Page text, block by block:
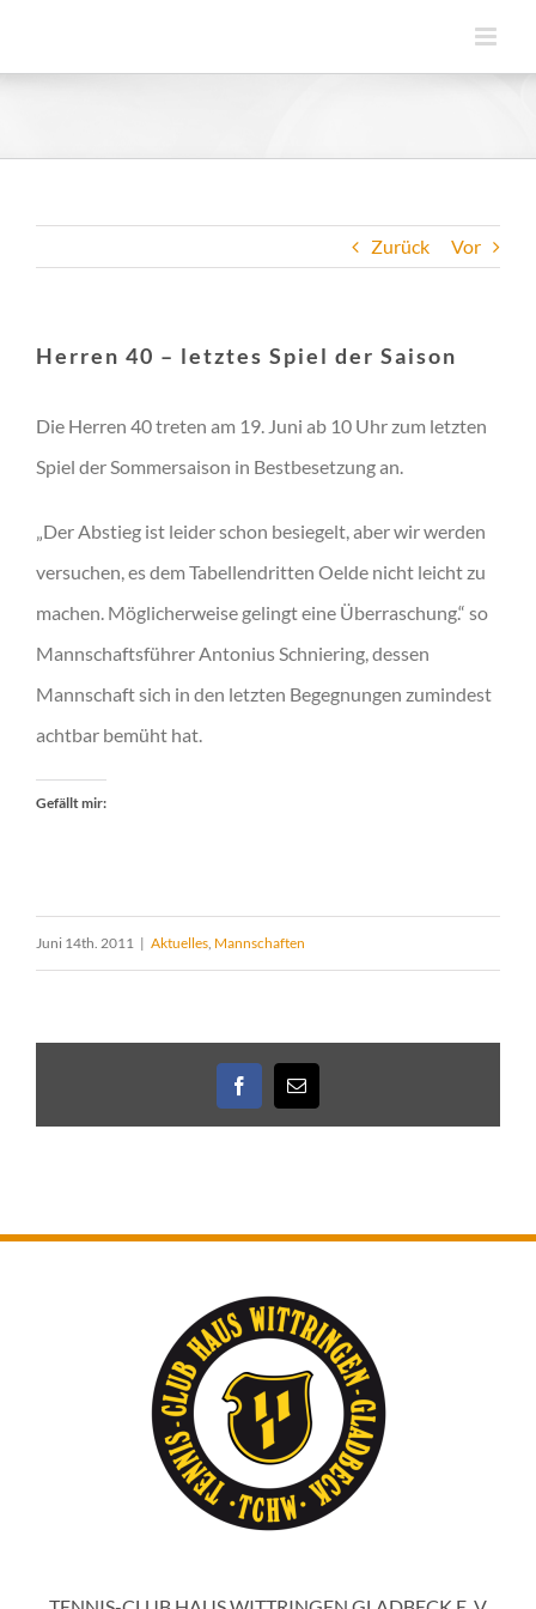
Zurück Vor
Herren 40 – letztes Spiel der Saison
Die Herren 40 treten am 19. Juni ab 10 Uhr zum letzten
Spiel der Sommersaison in Bestbesetzung an.
„Der Abstieg ist leider schon besiegelt, aber wir werden
versuchen, es dem Tabellendritten Oelde nicht leicht zu
machen. Möglicherweise gelingt eine Überraschung.“ so
Mannschaftsführer Antonius Schniering, dessen
Mannschaft sich in den letzten Begegnungen zumindest
achtbar bemüht hat.
Gefällt mir:
Juni 14th. 2011 | Aktuelles, Mannschaften
Facebook
E-
Mail